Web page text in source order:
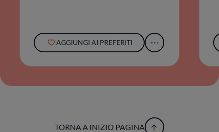
AGGIUNGI AI PREFERITI
TORNA A INIZIO PAGINA